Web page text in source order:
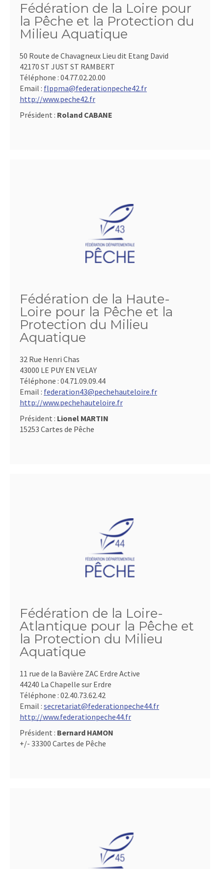
Fédération de la Loire pour
la Pêche et la Protection du
Milieu Aquatique
50 Route de Chavagneux Lieu dit Etang David
42170 ST JUST ST RAMBERT
Téléphone : 04.77.02.20.00
Email : flppma@federationpeche42.fr
http://www.peche42.fr
Président : Roland CABANE
Fédération de la Haute-
Loire pour la Pêche et la
Protection du Milieu
Aquatique
32 Rue Henri Chas
43000 LE PUY EN VELAY
Téléphone : 04.71.09.09.44
Email : federation43@pechehauteloire.fr
http://www.pechehauteloire.fr
Président : Lionel MARTIN
15253 Cartes de Pêche
Fédération de la Loire-
Atlantique pour la Pêche et
la Protection du Milieu
Aquatique
11 rue de la Bavière ZAC Erdre Active
44240 La Chapelle sur Erdre
Téléphone : 02.40.73.62.42
Email : secretariat@federationpeche44.fr
http://www.federationpeche44.fr
Président : Bernard HAMON
+/- 33300 Cartes de Pêche